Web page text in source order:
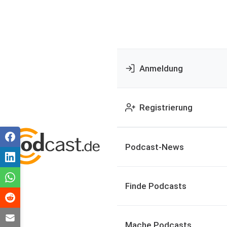
Anmeldung
Registrierung
Podcast-News
Finde Podcasts
Mache Podcasts